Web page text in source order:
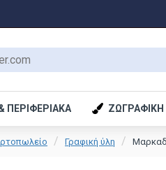
ΠΕΡΙΦΕΡΙΑΚΆ ΖΩΓΡΑΦΙΚΉ
Γραφική ύλη